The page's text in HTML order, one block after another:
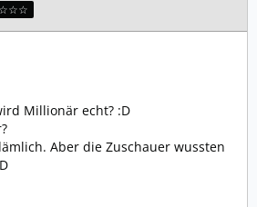
Millionär echt? :D
Aber die Zuschauer wussten